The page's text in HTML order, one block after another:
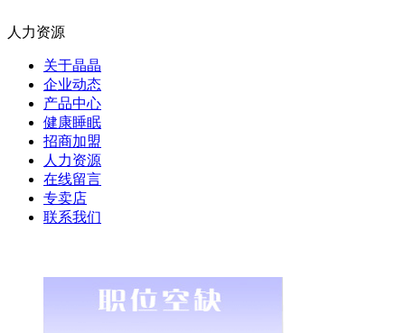
人力资源
关于晶晶
企业动态
产品中心
健康睡眠
招商加盟
人力资源
在线留言
专卖店
联系我们